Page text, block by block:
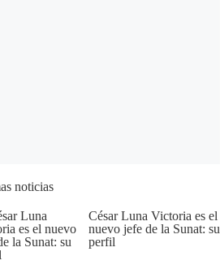
noticias
César Luna Victoria es el
nuevo jefe de la Sunat: su
perfil